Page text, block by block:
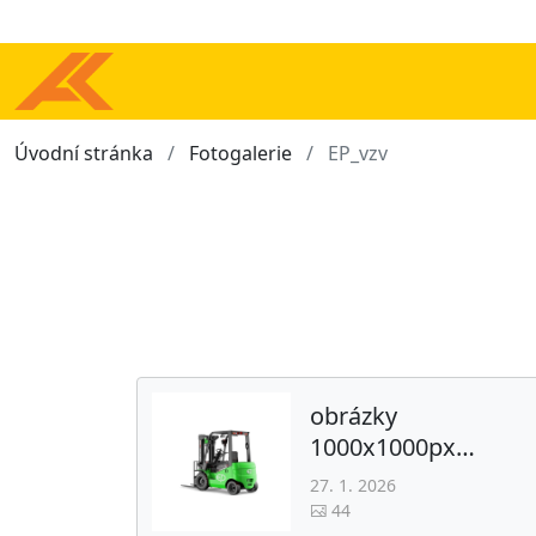
Úvodní stránka Fotogalerie EP_vzv
obrázky
1000x1000px
(vysokozdvižné čelní
čtyřkolové EP)
27. 1. 2026
44